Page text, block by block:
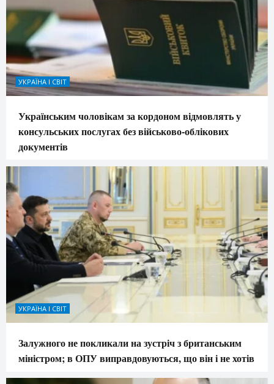
УКРАЇНА І СВІТ
Українським чоловікам за кордоном відмовлять у
консульських послугах без військово-облікових
документів
УКРАЇНА І СВІТ
Залужного не покликали на зустріч з британським
міністром; в ОПУ виправдовуються, що він і не хотів